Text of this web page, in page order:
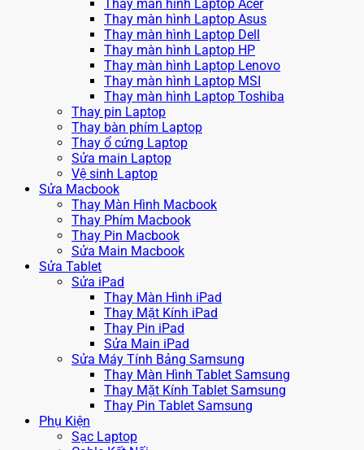
Thay màn hình Laptop Acer
Thay màn hình Laptop Asus
Thay màn hình Laptop Dell
Thay màn hình Laptop HP
Thay màn hình Laptop Lenovo
Thay màn hình Laptop MSI
Thay màn hình Laptop Toshiba
Thay pin Laptop
Thay bàn phím Laptop
Thay ổ cứng Laptop
Sửa main Laptop
Vệ sinh Laptop
Sửa Macbook
Thay Màn Hình Macbook
Thay Phím Macbook
Thay Pin Macbook
Sửa Main Macbook
Sửa Tablet
Sửa iPad
Thay Màn Hình iPad
Thay Mặt Kính iPad
Thay Pin iPad
Sửa Main iPad
Sửa Máy Tính Bảng Samsung
Thay Màn Hình Tablet Samsung
Thay Mặt Kính Tablet Samsung
Thay Pin Tablet Samsung
Phụ Kiện
Sạc Laptop